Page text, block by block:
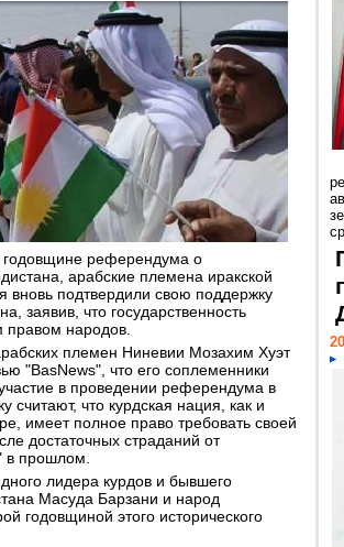
референдума о
арабские племена иракской
вновь подтвердили свою поддержку
заявив, что государственность
правом народов.
племен Ниневии Мозахим Хуэт
"BasNews", что его соплеменники
в проведении референдума в
считают, что курдская нация, как и
имеет полное право требовать своей
достаточных страданий от
в прошлом.
лидера курдов и бывшего
Масуда Барзани и народ
годовщиной этого исторического